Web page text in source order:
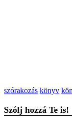
szórakozás könyv
Szólj hozzá Te is!